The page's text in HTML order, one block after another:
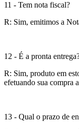
11 - Tem nota fiscal?
R: Sim, emitimos a
12 - É a pronta
R: Sim, produto em
efetuando sua compra
13 - Qual o prazo de